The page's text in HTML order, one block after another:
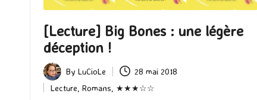
[Lecture] Big Bones : une légère
déception !
Posted
by
By LuCioLe 28 mai 2018
Posted
Lecture Romans ★★★☆☆